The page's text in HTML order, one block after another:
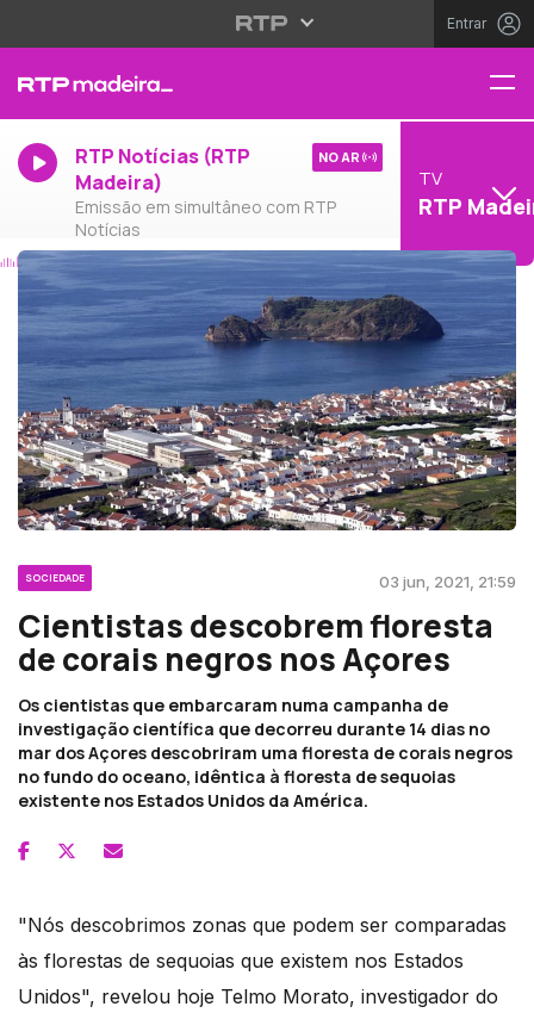
Entrar
RTP Notícias (RTP
Madeira)
Emissão em simultâneo com RTP
Notícias
NO AR
TV
RTP
SOCIEDADE 03 jun, 2021, 21:59
Cientistas descobrem floresta
de corais negros nos Açores
Os cientistas que embarcaram numa campanha de
investigação científica que decorreu durante 14 dias no
mar dos Açores descobriram uma floresta de corais negros
no fundo do oceano, idêntica à floresta de sequoias
existente nos Estados Unidos da América.
"Nós descobrimos zonas que podem ser comparadas
às florestas de sequoias que existem nos Estados
Unidos", revelou hoje Telmo Morato, investigador do